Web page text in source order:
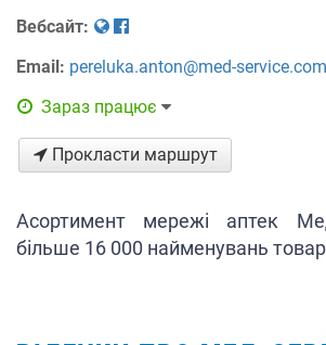
Вебсайт:
Email: pereluka.anton@med-
Зараз працює
Прокласти маршрут
Асортимент мережі аптек
більше 16 000 найменувань